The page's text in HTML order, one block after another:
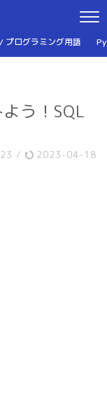
プログラミング用語
う！SQL
/ 2023-04-18